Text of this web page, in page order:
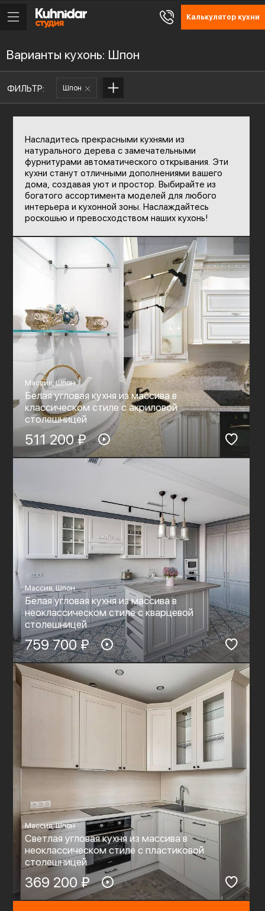
Калькулятор кухни
Варианты кухонь: Шпон
ФИЛЬТР: Шпон
Насладитесь прекрасными кухнями из
натурального дерева с замечательными
фурнитурами автоматического открывания. Эти
кухни станут отличными дополнениями вашего
дома, создавая уют и простор. Выбирайте из
богатого ассортимента моделей для любого
интерьера и кухонной зоны. Наслаждайтесь
роскошью и превосходством наших кухонь!
Массив, Шпон
Белая угловая кухня из массива в
классическом стиле c акриловой
столешницей
511 200 ₽
Массив, Шпон
Белая угловая кухня из массива в
неоклассическом стиле с кварцевой
столешницей
759 700 ₽
Массив, Шпон
Светлая угловая кухня из массива в
неоклассическом стиле с пластиковой
столешницей
369 200 ₽